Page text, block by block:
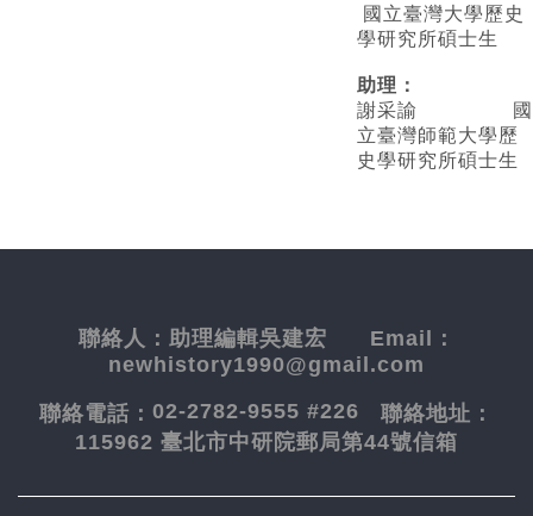
國立臺灣大學歷史
學研究所碩士生
助理：
謝采諭
國
立臺灣師範大學歷
史學研究所碩士生
聯絡人： 助理編輯吳建宏 Email：
newhistory1990@gmail.com
聯絡電話： 02-2782-9555 #226 聯絡地址：
115962 臺北市中研院郵局第44號信箱